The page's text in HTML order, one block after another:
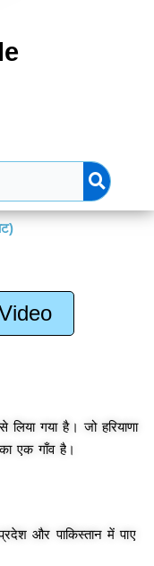
गया है। जो हरियाणा
एक गाँव है ।
और पाकिस्तान में पाए